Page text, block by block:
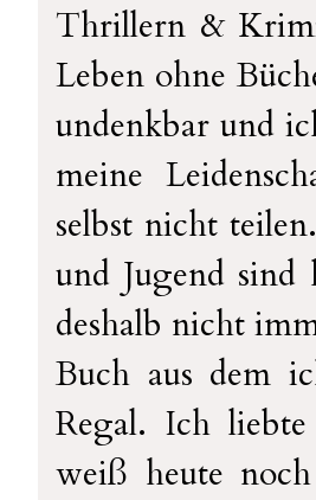
Thrillern &
Leben ohne
undenkbar und
meine
selbst nicht
und Jugend sind
deshalb nicht
Buch aus dem
Regal. Ich liebte
weiß heute